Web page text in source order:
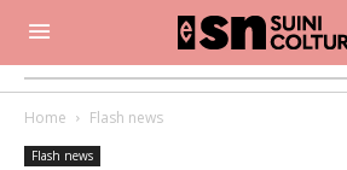
Home Flash news
Flash news